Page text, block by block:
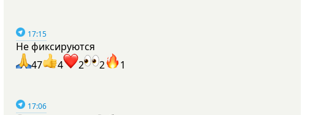
17:15
Не фиксируются
47
4 2 2 1
17:06